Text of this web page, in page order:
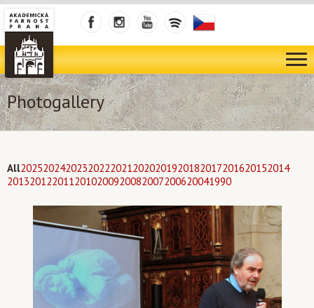
Photogallery
All202520242023202220212020201920182017201620152014
2013201220112010200920082007200620041990